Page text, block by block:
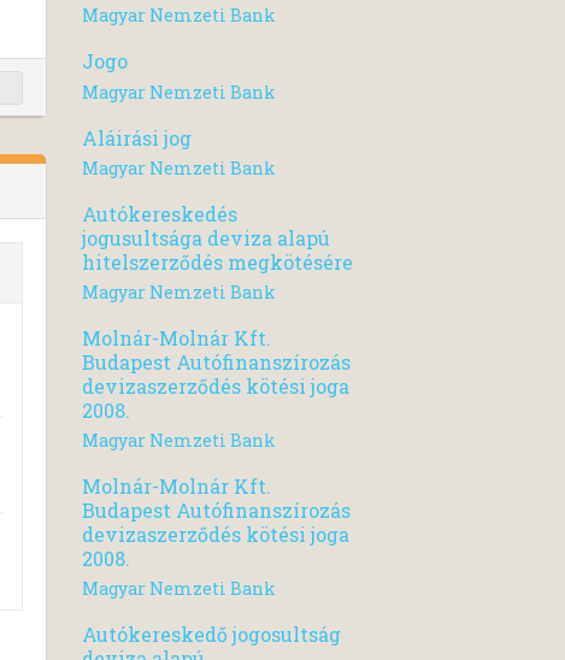
Magyar Nemzeti Bank
Jogo
Magyar Nemzeti Bank
Aláirási jog
Magyar Nemzeti Bank
Autókereskedés
jogusultsága deviza alapú
hitelszerződés megkötésére
Magyar Nemzeti Bank
Molnár-Molnár Kft.
Budapest Autófinanszírozás
devizaszerződés kötési joga
2008.
Magyar Nemzeti Bank
Molnár-Molnár Kft.
Budapest Autófinanszírozás
devizaszerződés kötési joga
2008.
Magyar Nemzeti Bank
Autókereskedő jogosultság